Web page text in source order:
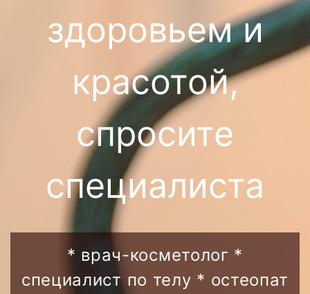
здоровьем и
красотой,
спросите
специалиста
* врач-косметолог *
специалист по телу * остеопат